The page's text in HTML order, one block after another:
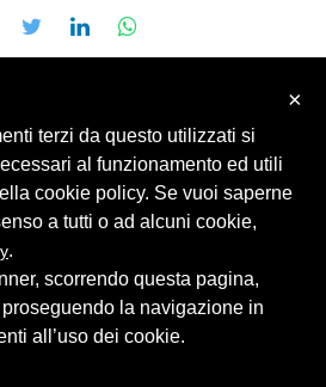
Srl Dati Personali
×
terzi da questo utilizzati si
al funzionamento ed utili
cookie policy. Se vuoi saperne
a tutti o ad alcuni cookie,
.
scorrendo questa pagina,
la navigazione in
all’uso dei cookie.